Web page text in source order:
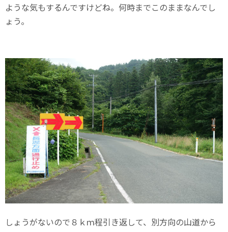
ような気もするんですけどね。何時までこのままなんでし
ょう。
しょうがないので８ｋｍ程引き返して、別方向の山道から